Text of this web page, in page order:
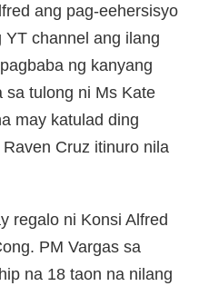
ang pag-eehersisyo
channel ang ilang
ng kanyang
sa tulong ni Ms Kate
may katulad ding
Cruz itinuro nila
regalo ni Konsi Alfred
PM Vargas sa
na 18 taon na nilang